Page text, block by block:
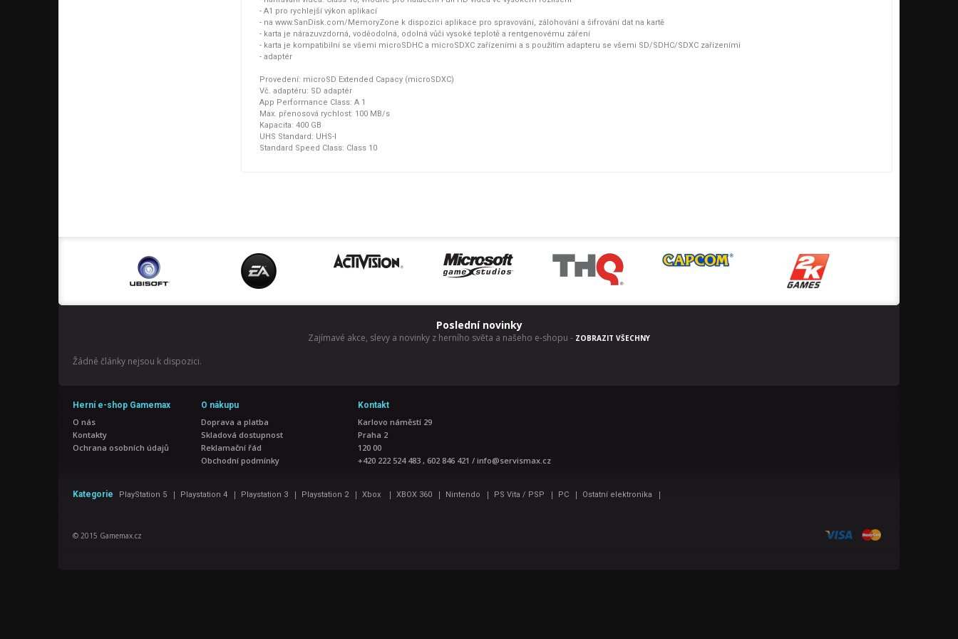
rozlišení
- A1 pro rychlejší výkon aplikací
- na www.SanDisk.com/MemoryZone k dispozici aplikace pro spravování,
Provozní napětí: 2,7 ~ 3.6V
Skladovací teplota: -40°C až 85°C
- A1 pro rychlejší výkon aplikací
- na www.SanDisk.com/MemoryZone k dispozici aplikace pro spravování, zálohování a šifrování dat na kartě
- karta je nárazuvzdorná, voděodolná, odolná vůči vysoké teplotě a rentgenovému záření
- karta je kompatibilní se všemi microSDHC a microSDXC zařízeními a s použitím adapteru se všemi SD/SDHC/SDXC zařízeními
- adaptér
Provedení: microSD Extended Capacy (microSDXC)
Vč. adaptéru: SD adaptér
App Performance Class: A 1
Max. přenosová rychlost: 100 MB/s
Kapacita: 400 GB
UHS Standard: UHS-I
Standard Speed Class: Class 10
Poslední novinky
Zajímavé akce, slevy a novinky z herního světa a našeho e-shopu - ZOBRAZIT VŠECHNY
Žádné články nejsou k dispozici.
Herní e-shop Gamemax
O nás
Kontakty
Ochrana osobních údajů
O nákupu
Doprava a platba
Skladová dostupnost
Reklamační řád
Obchodní podmínky
Kontakt
Karlovo náměstí 29
Praha 2
120 00
+420 222 524 483 , 602 846 421 / info@servismax.cz
Kategorie PlayStation 5 | Playstation 4 | Playstation 3 | Playstation 2 | Xbox | XBOX 360 | Nintendo | PS Vita / PSP | PC | Ostatní elektronika |
© 2015 Gamemax.cz